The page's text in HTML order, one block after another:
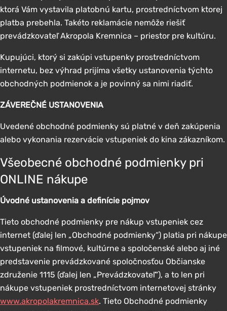
ktorá Vám vystavila platobnú kartu, prostredníctvom ktorej
platba prebehla. Takéto reklamácie nemôže riešiť
prevádzkovateľ Akropola Kremnica – priestor pre kultúru.
Kupujúci, ktorý si zakúpi vstupenky prostredníctvom
internetu, bez výhrad prijíma všetky ustanovenia týchto
obchodných podmienok a je povinný sa nimi riadiť.
ZÁVEREČNÉ USTANOVENIA
Uvedené obchodné podmienky sú platné v deň zakúpenia
alebo vykonania rezervácie vstupeniek do kina zákazníkom.
Všeobecné obchodné podmienky pri
ONLINE nákupe
Úvodné ustanovenia a definície pojmov
Tieto obchodné podmienky pre nákup vstupeniek cez
internet (ďalej len „Obchodné podmienky“) platia pri nákupe
vstupeniek na filmové, kultúrne a spoločenské alebo aj iné
predstavenie prevádzkované spoločnosťou Občianske
združenie 1115 (ďalej len „Prevádzkovateľ“), a to len pri
nákupe vstupeniek prostredníctvom internetovej stránky
www.akropolakremnica.sk. Tieto Obchodné podmienky